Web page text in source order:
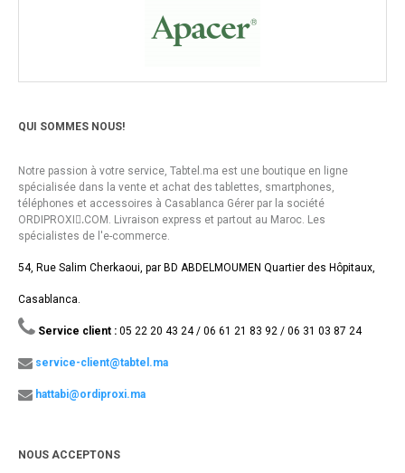
QUI SOMMES NOUS!
Notre passion à votre service, Tabtel.ma est une boutique en ligne
spécialisée dans la vente et achat des tablettes, smartphones,
téléphones et accessoires à Casablanca Gérer par la société
ORDIPROXI.ِCOM. Livraison express et partout au Maroc. Les
spécialistes de l'e-commerce.
54, Rue Salim Cherkaoui, par BD ABDELMOUMEN Quartier des Hôpitaux,
Casablanca.
Service client : 05 22 20 43 24 / 06 61 21 83 92 / 06 31 03 87 24
service-client@tabtel.ma
hattabi@ordiproxi.ma
NOUS ACCEPTONS